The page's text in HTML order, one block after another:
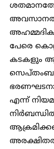
പേരെ
കടകളും
ഭരണഘടനാ
എന്ന്